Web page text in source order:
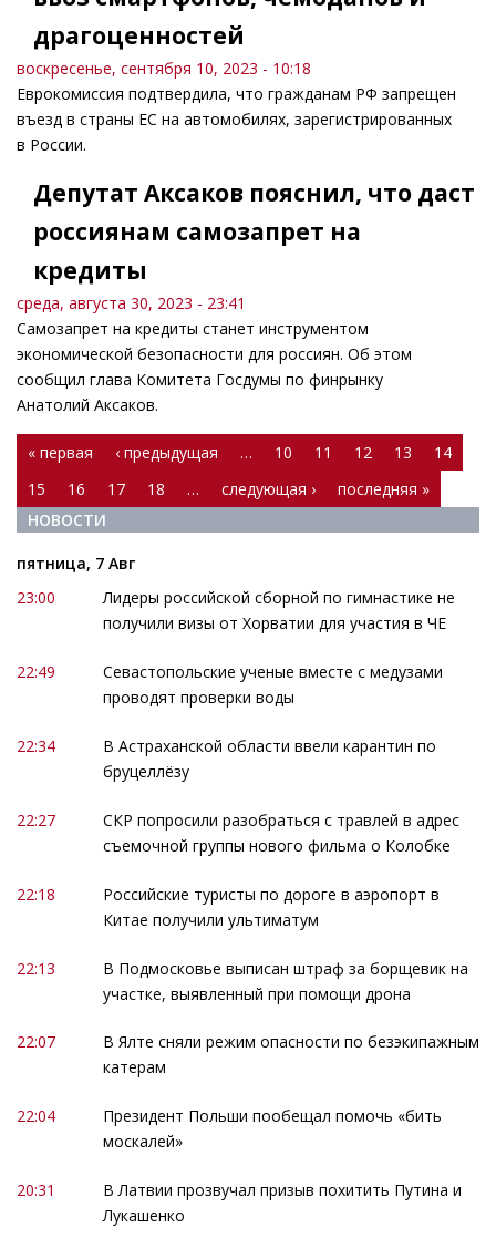
драгоценностей
воскресенье, сентября 10, 2023 - 10:18
Еврокомиссия подтвердила, что гражданам РФ запрещен
въезд в страны ЕС на автомобилях, зарегистрированных
в России.
Депутат Аксаков пояснил, что даст
россиянам самозапрет на
кредиты
среда, августа 30, 2023 - 23:41
Самозапрет на кредиты станет инструментом
экономической безопасности для россиян. Об этом
сообщил глава Комитета Госдумы по финрынку
Анатолий Аксаков.
Страницы
« первая ‹ предыдущая … 10 11 12 13
14
15
16 17 18 … следующая ›
последняя »
НОВОСТИ
пятница, 7 Авг
23:00
Лидеры российской сборной по гимнастике не
получили визы от Хорватии для участия в ЧЕ
22:49
Севастопольские ученые вместе с медузами
проводят проверки воды
22:34
В Астраханской области ввели карантин по
бруцеллёзу
22:27
СКР попросили разобраться с травлей в адрес
съемочной группы нового фильма о Колобке
22:18
Российские туристы по дороге в аэропорт в
Китае получили ультиматум
22:13
В Подмосковье выписан штраф за борщевик на
участке, выявленный при помощи дрона
22:07
В Ялте сняли режим опасности по безэкипажным
катерам
22:04
Президент Польши пообещал помочь «бить
москалей»
20:31
В Латвии прозвучал призыв похитить Путина и
Лукашенко